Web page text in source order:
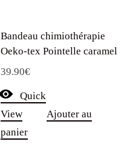
Bandeau chimiothérapie
Oeko-tex Pointelle caramel
39.90€
Quick
View
Ajouter au
panier